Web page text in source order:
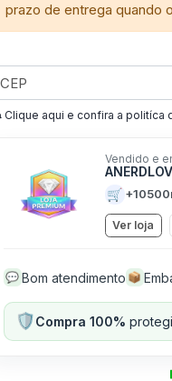
prazo de entrega quando
Clique aqui e confira a politíca
Vendido e
🛒
Ver loja
💬 Bom atendimento 📦
🛡️Compra 100%